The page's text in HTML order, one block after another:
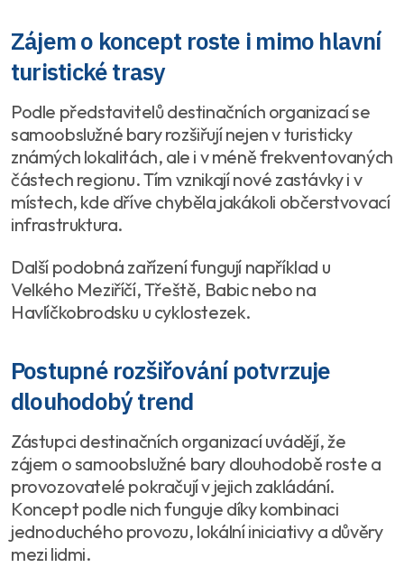
Zájem o koncept roste i mimo hlavní
turistické trasy
Podle představitelů destinačních organizací se
samoobslužné bary rozšiřují nejen v turisticky
známých lokalitách, ale i v méně frekventovaných
částech regionu. Tím vznikají nové zastávky i v
místech, kde dříve chyběla jakákoli občerstvovací
infrastruktura.
Další podobná zařízení fungují například u
Velkého Meziříčí, Třeště, Babic nebo na
Havlíčkobrodsku u cyklostezek.
Postupné rozšiřování potvrzuje
dlouhodobý trend
Zástupci destinačních organizací uvádějí, že
zájem o samoobslužné bary dlouhodobě roste a
provozovatelé pokračují v jejich zakládání.
Koncept podle nich funguje díky kombinaci
jednoduchého provozu, lokální iniciativy a důvěry
mezi lidmi.